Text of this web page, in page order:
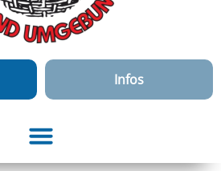
Infos